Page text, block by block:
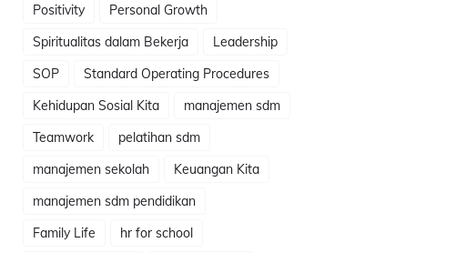
Positivity
Personal Growth
Spiritualitas dalam Bekerja
Leadership
SOP
Standard Operating Procedures
Kehidupan Sosial Kita
manajemen sdm
Teamwork
pelatihan sdm
manajemen sekolah
Keuangan Kita
manajemen sdm pendidikan
Family Life
hr for school